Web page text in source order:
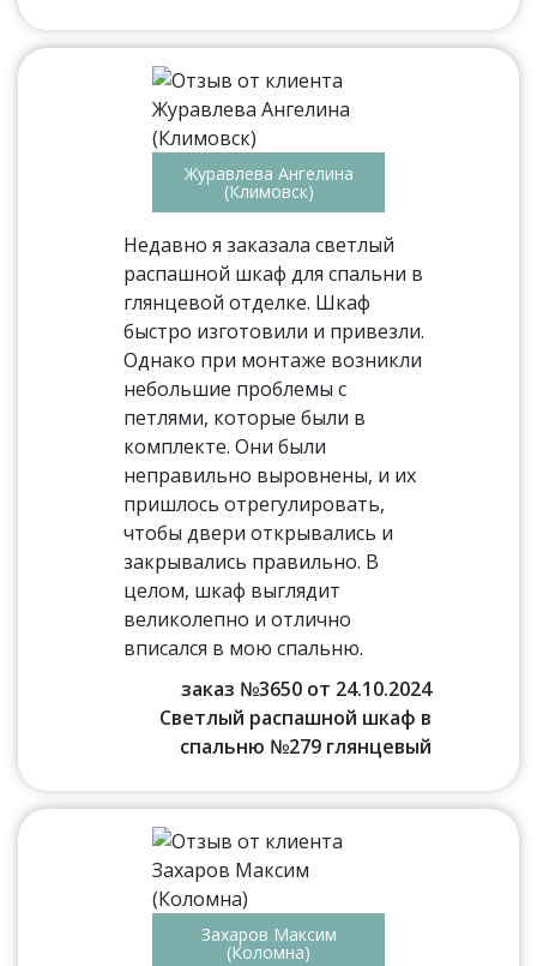
Журавлева Ангелина
(Климовск)
Недавно я заказала светлый
распашной шкаф для спальни в
глянцевой отделке. Шкаф
быстро изготовили и привезли.
Однако при монтаже возникли
небольшие проблемы с
петлями, которые были в
комплекте. Они были
неправильно выровнены, и их
пришлось отрегулировать,
чтобы двери открывались и
закрывались правильно. В
целом, шкаф выглядит
великолепно и отлично
вписался в мою спальню.
заказ №3650 от 24.10.2024
Светлый распашной шкаф в
спальню №279 глянцевый
Захаров Максим
(Коломна)